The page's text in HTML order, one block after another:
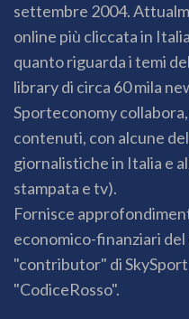
settembre 2004.
online più cliccata in
quanto riguarda i temi
library di circa 60 mila
Sporteconomy
contenuti, con alcune
giornalistiche in Italia e
stampata e tv).
Fornisce
economico-finanziari
"contributor" di
"CodiceRosso".